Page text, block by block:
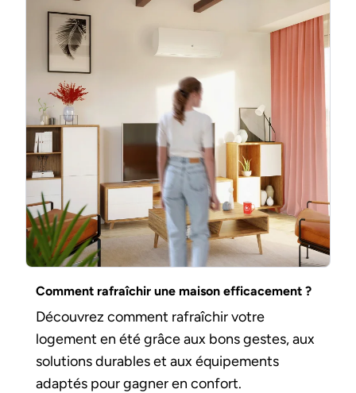
Comment rafraîchir une maison efficacement ?
Découvrez comment rafraîchir votre
logement en été grâce aux bons gestes, aux
solutions durables et aux équipements
adaptés pour gagner en confort.